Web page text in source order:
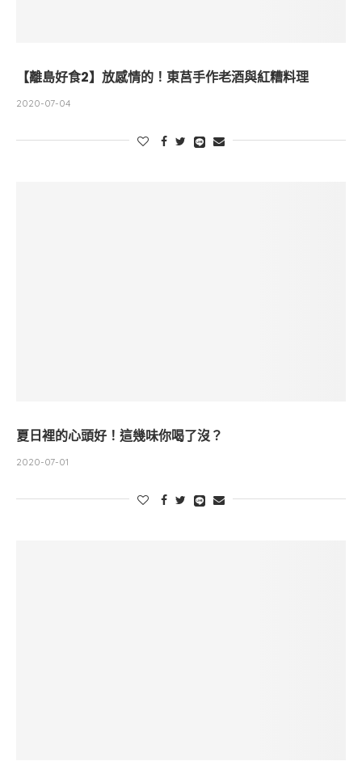
【離島好食2】放感情的！東莒手作老酒與紅糟料理
2020-07-04
夏日裡的心頭好！這幾味你喝了沒？
2020-07-01